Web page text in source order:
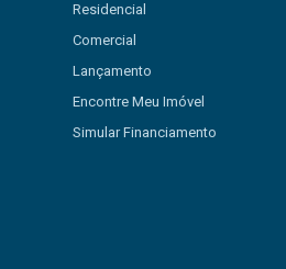
Residencial
Comercial
Lançamento
Encontre Meu Imóvel
Simular Financiamento